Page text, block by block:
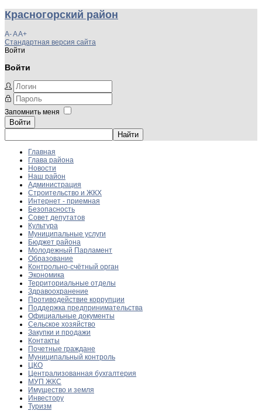
Красногорский район
A-AA+
Стандартная версия сайта
Войти
Войти
Запомнить меня
Войти
Главная
Глава района
Новости
Наш район
Администрация
Строительство и ЖКХ
Интернет - приемная
Безопасность
Совет депутатов
Культура
Муниципальные услуги
Бюджет района
Молодежный Парламент
Образование
Контрольно-счётный орган
Экономика
Территориальные отделы
Здравоохранение
Противодействие коррупции
Поддержка предпринимательства
Официальные документы
Сельское хозяйство
Закупки и продажи
Контакты
Почетные граждане
Муниципальный контроль
ЦКО
Централизованная бухгалтерия
МУП ЖКС
Имущество и земля
Инвестору
Туризм